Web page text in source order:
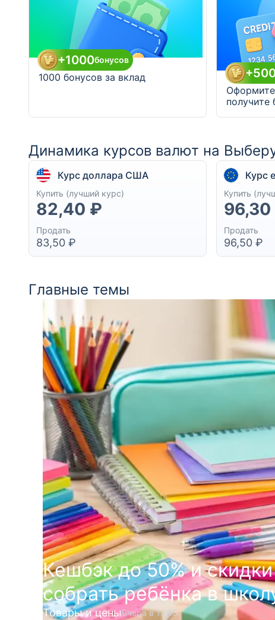
+1000бонусов
1000 бонусов за вклад
получите
Динамика курсов валют на
Курс доллара США
Купить (лучший курс)
82,40 ₽
Продать
83,50 ₽
Курс
Купить
Продать
96,50 ₽
Главные темы
Кешбэк до 50% и
собрать ребёнка в
Товары и ценыВчера в 15:15